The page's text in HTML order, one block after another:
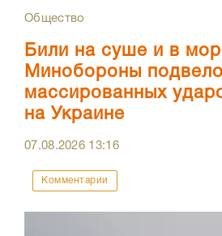
Общество
Били на суше и в
Минобороны
массированных
на Украине
07.08.2026 13:16
Комментарии